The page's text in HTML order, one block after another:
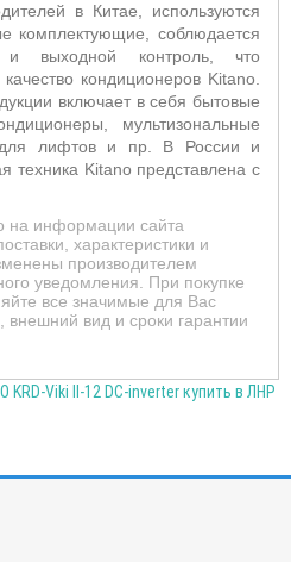
в Китае, используются
комплектующие, соблюдается
и выходной контроль, что
кондиционеров Kitano.
включает в себя бытовые
мультизональные
для лифтов и пр. В России и
техника Kitano представлена с
на информации сайта
характеристики и
производителем
уведомления. При покупке
все значимые для Вас
вид и сроки гарантии
KRD-Viki II-12 DC-inverter купить в ЛНР